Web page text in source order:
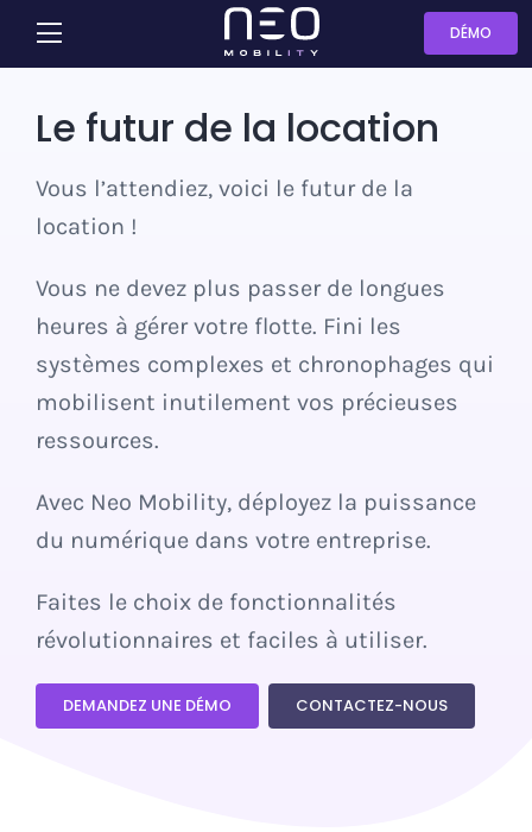
Skip
Toggle
Location
Leasing
Flotte
Contactez-nous
DÉMO
Le futur de la location
Vous l’attendiez, voici le futur de la
location !
Vous ne devez plus passer de longues
heures à gérer votre flotte. Fini les
systèmes complexes et chronophages qui
mobilisent inutilement vos précieuses
ressources.
Avec Neo Mobility, déployez la puissance
du numérique dans votre entreprise.
Faites le choix de fonctionnalités
révolutionnaires et faciles à utiliser.
DEMANDEZ UNE DÉMO CONTACTEZ-NOUS